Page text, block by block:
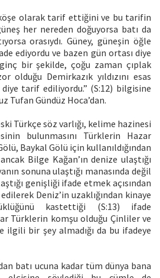
olarak tarif ettiğini ve bu tarifin
her nereden doğuyorsa batı da
orasıydı. Güney, güneşin öğle
ediyordu ve bazen gün ortası diye
bir şekilde, çoğu zaman çıplak
Demirkazık yıldızını esas
tarif ediliyordu.” (S:12) bilgisine
Tufan Gündüz Hoca’dan.
Türkçe söz varlığı, kelime hazinesi
bulunmasını Türklerin Hazar
Baykal Gölü için kullanıldığından
Bilge Kağan’ın denize ulaştığı
sonuna ulaştığı manasında değil
genişliği ifade etmek açısından
Deniz’in uzaklığından kinaye
kastettiği (S:13) ifade
Türklerin komşu olduğu Çinliler ve
bir şey almadığı da bu ifadeye
batı ucuna kadar tüm dünya bana